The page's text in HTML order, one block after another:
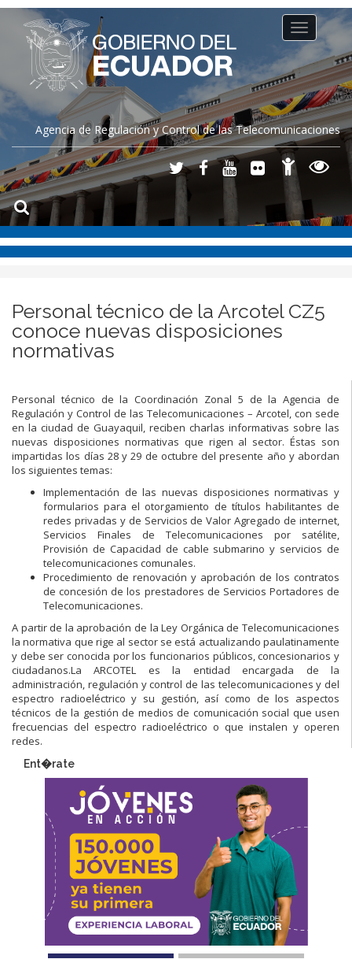
Agencia de Regulación y Control de las Telecomunicaciones
Toggle
navigation
Personal técnico de la Arcotel CZ5
conoce nuevas disposiciones
normativas
Personal técnico de la Coordinación Zonal 5 de la Agencia de
Regulación y Control de las Telecomunicaciones – Arcotel, con sede
en la ciudad de Guayaquil, reciben charlas informativas sobre las
nuevas disposiciones normativas que rigen al sector. Éstas son
impartidas los días 28 y 29 de octubre del presente año y abordan
los siguientes temas:
Implementación de las nuevas disposiciones normativas y
formularios para el otorgamiento de títulos habilitantes de
redes privadas y de Servicios de Valor Agregado de internet,
Servicios Finales de Telecomunicaciones por satélite,
Provisión de Capacidad de cable submarino y servicios de
telecomunicaciones comunales.
Procedimiento de renovación y aprobación de los contratos
de concesión de los prestadores de Servicios Portadores de
Telecomunicaciones.
A partir de la aprobación de la Ley Orgánica de Telecomunicaciones
la normativa que rige al sector se está actualizando paulatinamente
y debe ser conocida por los funcionarios públicos, concesionarios y
ciudadanos.La ARCOTEL es la entidad encargada de la
administración, regulación y control de las telecomunicaciones y del
espectro radioeléctrico y su gestión, así como de los aspectos
técnicos de la gestión de medios de comunicación social que usen
frecuencias del espectro radioeléctrico o que instalen y operen
redes.​
Ent�rate